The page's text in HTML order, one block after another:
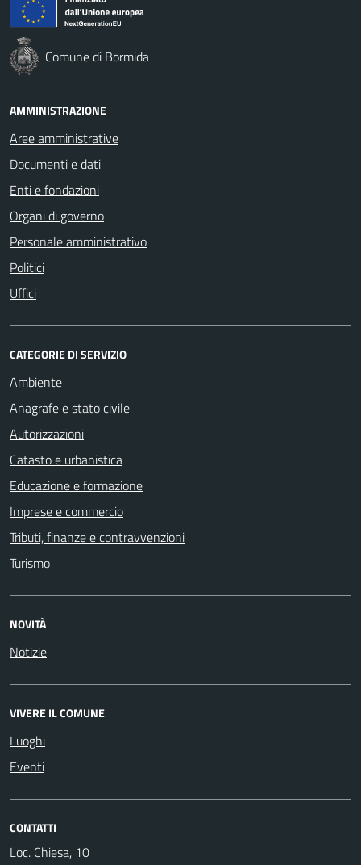
Comune di Bormida
AMMINISTRAZIONE
Aree amministrative
Documenti e dati
Enti e fondazioni
Organi di governo
Personale amministrativo
Politici
Uffici
CATEGORIE DI SERVIZIO
Ambiente
Anagrafe e stato civile
Autorizzazioni
Catasto e urbanistica
Educazione e formazione
Imprese e commercio
Tributi, finanze e contravvenzioni
Turismo
NOVITÀ
Notizie
VIVERE IL COMUNE
Luoghi
Eventi
CONTATTI
Loc. Chiesa, 10